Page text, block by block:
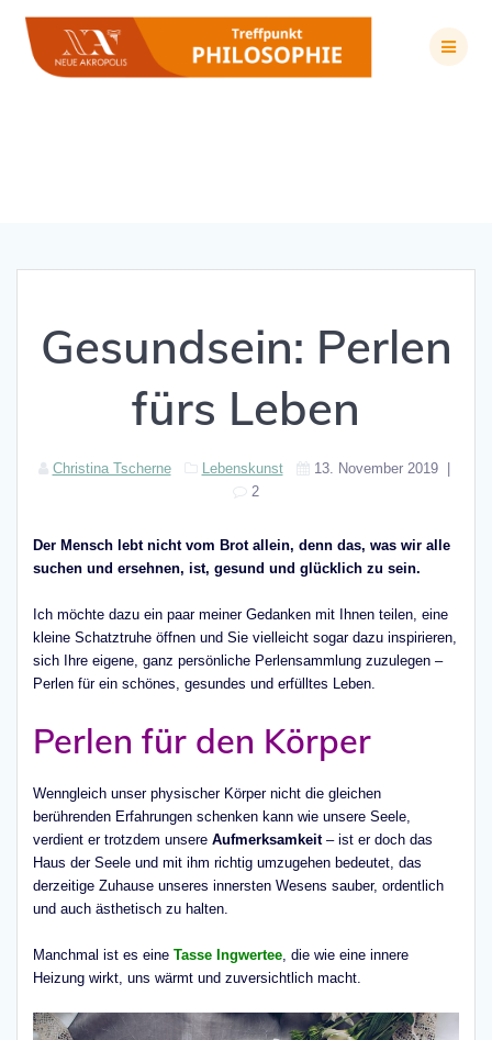
Inhalt
springen
Gesundsein: Perlen
fürs Leben
Christina Tscherne Lebenskunst 13. November 2019|
2
Der Mensch lebt nicht vom Brot allein, denn das, was wir alle
suchen und ersehnen, ist, gesund und glücklich zu sein.
Ich möchte dazu ein paar meiner Gedanken mit Ihnen teilen, eine
kleine Schatztruhe öffnen und Sie vielleicht sogar dazu inspirieren,
sich Ihre eigene, ganz persönliche Perlensammlung zuzulegen –
Perlen für ein schönes, gesundes und erfülltes Leben.
Perlen für den Körper
Wenngleich unser physischer Körper nicht die gleichen
berührenden Erfahrungen schenken kann wie unsere Seele,
verdient er trotzdem unsere Aufmerksamkeit– ist er doch das
Haus der Seele und mit ihm richtig umzugehen bedeutet, das
derzeitige Zuhause unseres innersten Wesens sauber, ordentlich
und auch ästhetisch zu halten.
Manchmal ist es eine Tasse Ingwertee, die wie eine innere
Heizung wirkt, uns wärmt und zuversichtlich macht.